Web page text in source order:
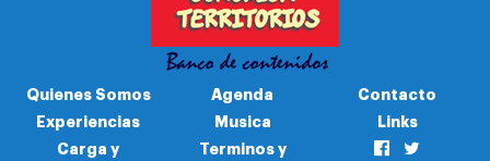
Quienes Somos
Experiencias
Carga y
Agenda
Musica
Terminos y
Contacto
Links